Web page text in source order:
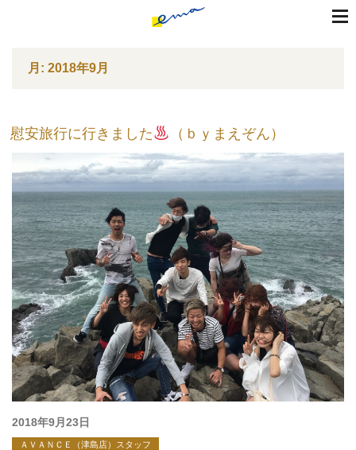
月: 2018年9月
慰安旅行に行きました （ｂｙまえぞん）
投
稿
2018年9月23日
ＡＶＡＮＣＥ（津島店）スタッフ
toggle